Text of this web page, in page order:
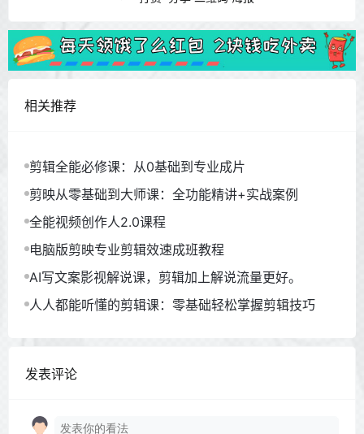
相关推荐
剪辑全能必修课：从0基础到专业成片
剪映从零基础到大师课：全功能精讲+实战案例
全能视频创作人2.0课程
电脑版剪映专业剪辑效速成班教程
AI写文案影视解说课，剪辑加上解说流量更好。
人人都能听懂的剪辑课：零基础轻松掌握剪辑技巧
发表评论